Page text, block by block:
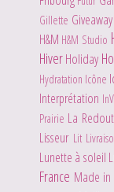
Gillette Giveaway
H&M H&M Studio
HiverHoliday
Hydratation Icône
Interprétation
Prairie La
Lisseur Lit
Lunette à soleil
France Made